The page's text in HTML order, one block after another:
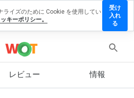
レビュー 情報
ライズのために Cookie を使用してい
キーポリシー。
受け
入れ
る